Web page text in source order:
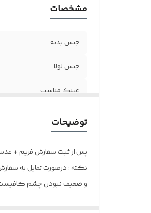
مشخصات
جنس بدنه
جنس لولا
عینک مناسب
توضیحات
پس از ثبت سفارش فریم +
نکته : درصورت تمایل به
و ضعیف نبودن چشم کافیست